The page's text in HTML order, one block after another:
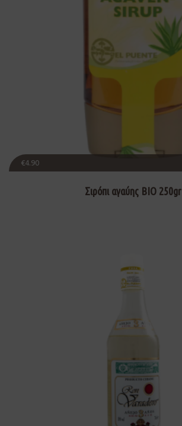
€4.90
Σιρόπι αγαύης ΒΙΟ 250gr